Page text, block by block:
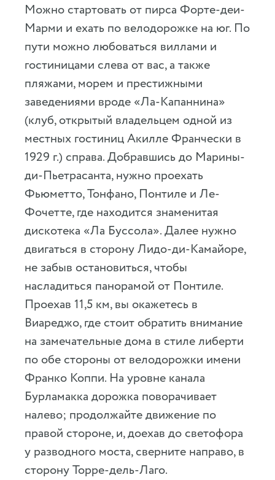
Можно стартовать от пирса Форте-деи-
Марми и ехать по велодорожке на юг. По
пути можно любоваться виллами и
гостиницами слева от вас, а также
пляжами, морем и престижными
заведениями вроде «Ла-Капаннина»
(клуб, открытый владельцем одной из
местных гостиниц Акилле Франчески в
1929 г.) справа. Добравшись до Марины-
ди-Пьетрасанта, нужно проехать
Фьюметто, Тонфано, Понтиле и Ле-
Фочетте, где находится знаменитая
дискотека «Ла Буссола». Далее нужно
двигаться в сторону Лидо-ди-Камайоре,
не забыв остановиться, чтобы
насладиться панорамой от Понтиле.
Проехав 11,5 км, вы окажетесь в
Виареджо, где стоит обратить внимание
на замечательные дома в стиле либерти
по обе стороны от велодорожки имени
Франко Коппи. На уровне канала
Бурламакка дорожка поворачивает
налево; продолжайте движение по
правой стороне, и, доехав до светофора
у разводного моста, сверните направо, в
сторону Торре-дель-Лаго.